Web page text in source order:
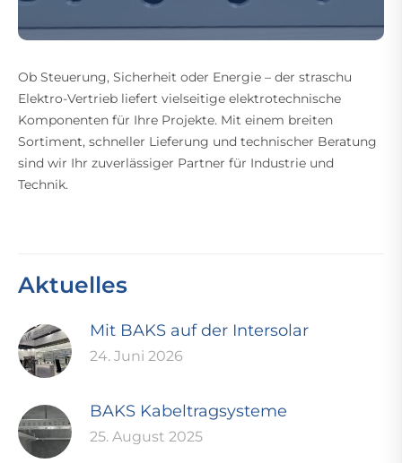
Ob Steuerung, Sicherheit oder Energie – der straschu
Elektro-Vertrieb liefert vielseitige elektrotechnische
Komponenten für Ihre Projekte. Mit einem breiten
Sortiment, schneller Lieferung und technischer Beratung
sind wir Ihr zuverlässiger Partner für Industrie und
Technik.
Aktuelles
Mit BAKS auf der Intersolar
24. Juni 2026
BAKS Kabeltragsysteme
25. August 2025